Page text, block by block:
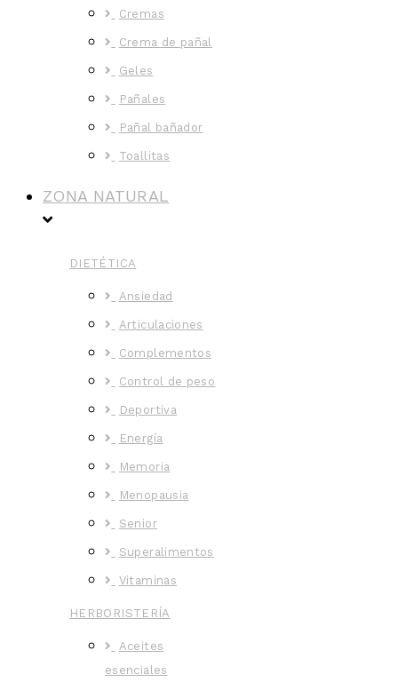
Cremas
Crema de pañal
Geles
Pañales
Pañal bañador
Toallitas
ZONA NATURAL
DIETÉTICA
Ansiedad
Articulaciones
Complementos
Control de peso
Deportiva
Energía
Memoria
Menopausia
Senior
Superalimentos
Vitaminas
HERBORISTERÍA
Aceites
esenciales